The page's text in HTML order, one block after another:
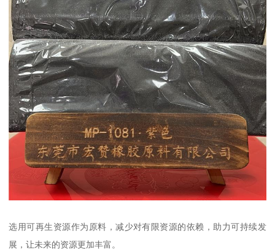
选用可再生资源作为原料，减少对有限资源的依赖，助力可持续发
展，让未来的资源更加丰富。